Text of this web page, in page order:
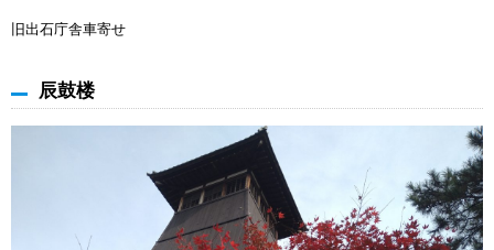
旧出石庁舎車寄せ
辰鼓楼